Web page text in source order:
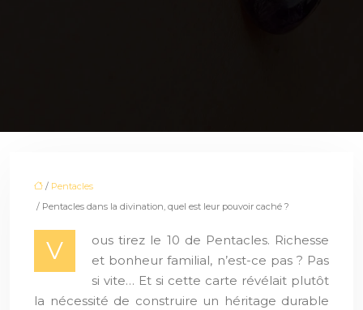
/ Pentacles
/ Pentacles dans la divination, quel est leur pouvoir caché ?
V
ous tirez le 10 de Pentacles. Richesse
et bonheur familial, n’est-ce pas ? Pas
si vite… Et si cette carte révélait plutôt
la nécessité de construire un héritage durable